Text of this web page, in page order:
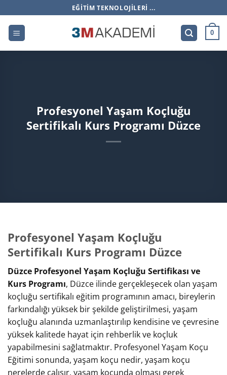
atla
EĞITIM TEKNOLOJILERI ...
0
Profesyonel Yaşam Koçluğu
Sertifikalı Kurs Programı Düzce
Profesyonel Yaşam Koçluğu
Sertifikalı Kurs Programı Düzce
Düzce Profesyonel Yaşam Koçluğu Sertifikası ve
Kurs Programı, Düzce ilinde gerçekleşecek olan yaşam
koçluğu sertifikalı eğitim programının amacı, bireylerin
farkındalığı yüksek bir şekilde geliştirilmesi, yaşam
koçluğu alanında uzmanlaştırılıp kendisine ve çevresine
yüksek kalitede hayat için rehberlik ve koçluk
yapabilmesini sağlatmaktır. Profesyonel Yaşam Koçu
Eğitimi sonunda, yaşam koçu nedir, yaşam koçu
nerelerde çalışır, yaşam koçunda olması gerek